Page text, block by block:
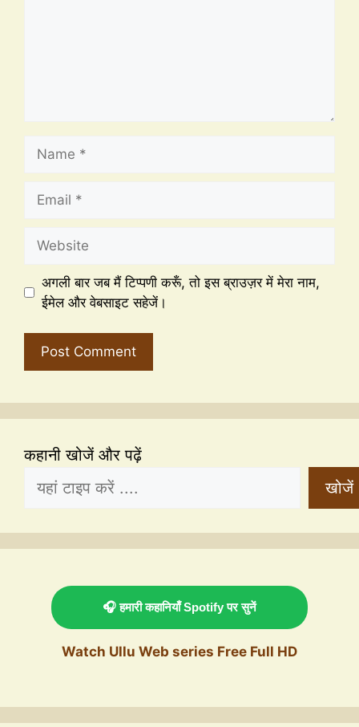
अगली बार जब मैं टिप्पणी करूँ, तो इस ब्राउज़र में मेरा नाम,
ईमेल और वेबसाइट सहेजें।
कहानी खोजें और पढ़ें
खोजें
🎧 हमारी कहानियाँ Spotify पर सुनें
Watch Ullu Web series Free Full HD